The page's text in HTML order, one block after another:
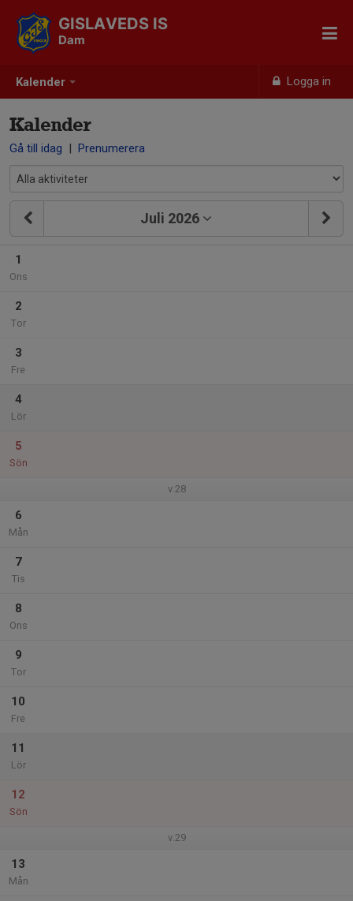
Kalender Logga in
GISLAVEDS IS
Dam
Kalender
Gå till idag | Prenumerera
Juli 2026
1
Ons
2
Tor
3
Fre
4
Lör
5
Sön
v.28
6
Mån
7
Tis
8
Ons
9
Tor
10
Fre
11
Lör
12
Sön
v.29
13
Mån